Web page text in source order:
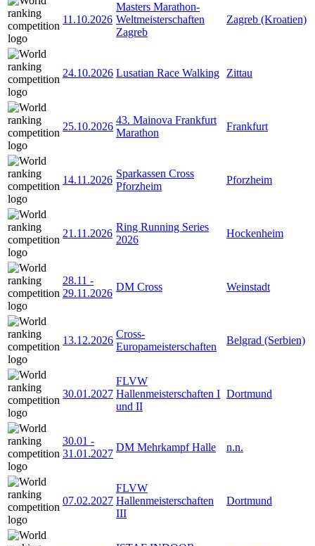
11.10.2026
Masters Marathon-
Weltmeisterschaften
Zagreb
Zagreb (Kroatien)
24.10.2026 Lusatian Race Walking Zittau
25.10.2026
43. Mainova Frankfurt
Marathon
Frankfurt
14.11.2026
Sparkassen Cross
Pforzheim
Pforzheim
21.11.2026
Ring Running Series
2026
Hockenheim
28.11 -
29.11.2026
DM Cross Weinstadt
13.12.2026
Cross-
Europameisterschaften
Belgrad (Serbien)
30.01.2027
FLVW
Hallenmeisterschaften I
und II
Dortmund
30.01 -
31.01.2027
DM Mehrkampf Halle n.n.
07.02.2027
FLVW
Hallenmeisterschaften
III
Dortmund